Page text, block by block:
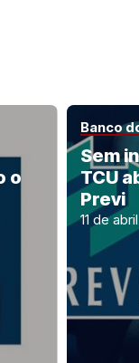
o
Banco
Sem
TCU
Previ
11 de